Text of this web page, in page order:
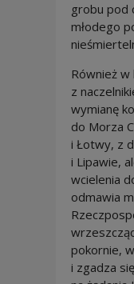
grobu pod
młodego
Również
z
wymianę
do Morza
i Łotwy, z
i Lipawie,
wcielenia
odmawia
pokornie,
i zgadza